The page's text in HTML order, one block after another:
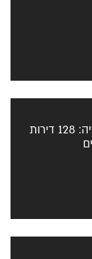
פרויקט פינוי בינוי בנהריה: 128 דירות